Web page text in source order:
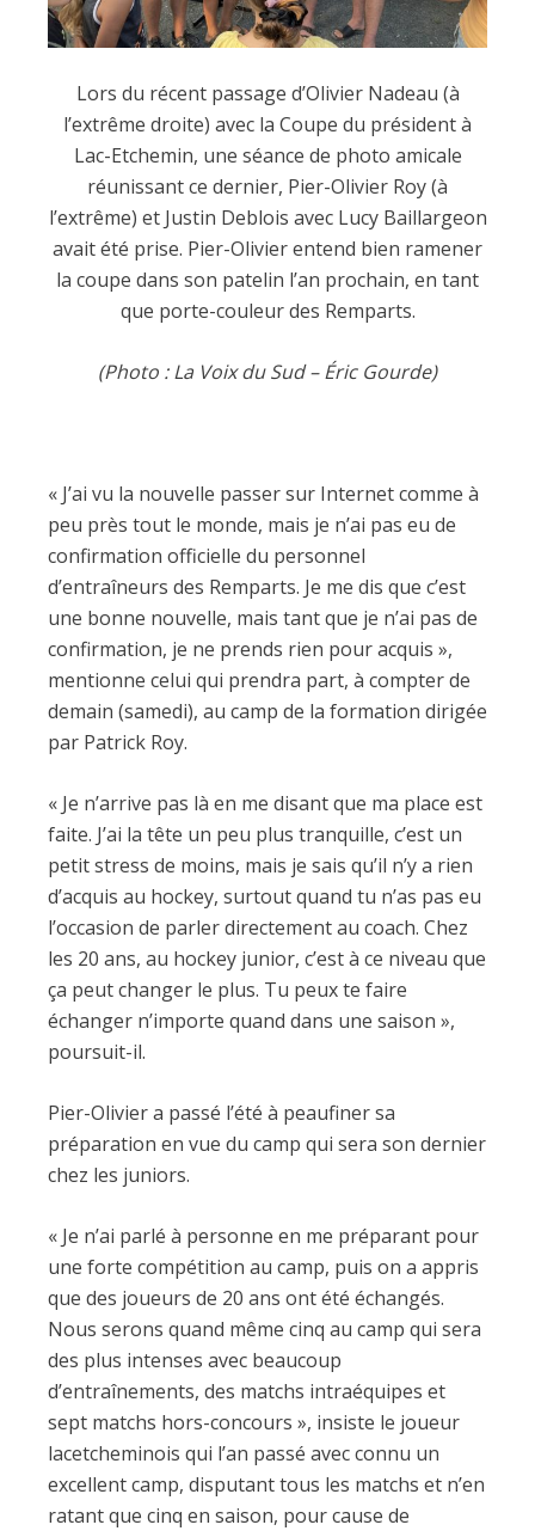
Lors du récent passage d’Olivier Nadeau (à
l’extrême droite) avec la Coupe du président à
Lac-Etchemin, une séance de photo amicale
réunissant ce dernier, Pier-Olivier Roy (à
l’extrême) et Justin Deblois avec Lucy Baillargeon
avait été prise. Pier-Olivier entend bien ramener
la coupe dans son patelin l’an prochain, en tant
que porte-couleur des Remparts.
(Photo : La Voix du Sud – Éric Gourde)
« J’ai vu la nouvelle passer sur Internet comme à
peu près tout le monde, mais je n’ai pas eu de
confirmation officielle du personnel
d’entraîneurs des Remparts. Je me dis que c’est
une bonne nouvelle, mais tant que je n’ai pas de
confirmation, je ne prends rien pour acquis »,
mentionne celui qui prendra part, à compter de
demain (samedi), au camp de la formation dirigée
par Patrick Roy.
« Je n’arrive pas là en me disant que ma place est
faite. J’ai la tête un peu plus tranquille, c’est un
petit stress de moins, mais je sais qu’il n’y a rien
d’acquis au hockey, surtout quand tu n’as pas eu
l’occasion de parler directement au coach. Chez
les 20 ans, au hockey junior, c’est à ce niveau que
ça peut changer le plus. Tu peux te faire
échanger n’importe quand dans une saison »,
poursuit-il.
Pier-Olivier a passé l’été à peaufiner sa
préparation en vue du camp qui sera son dernier
chez les juniors.
« Je n’ai parlé à personne en me préparant pour
une forte compétition au camp, puis on a appris
que des joueurs de 20 ans ont été échangés.
Nous serons quand même cinq au camp qui sera
des plus intenses avec beaucoup
d’entraînements, des matchs intraéquipes et
sept matchs hors-concours », insiste le joueur
lacetcheminois qui l’an passé avec connu un
excellent camp, disputant tous les matchs et n’en
ratant que cinq en saison, pour cause de